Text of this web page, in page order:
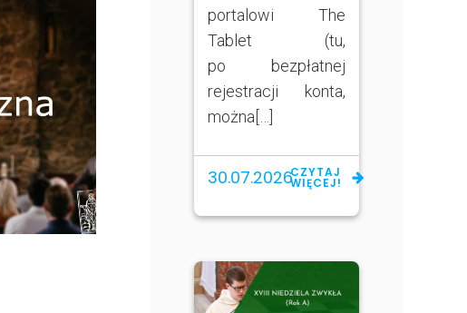
portalowi The
Tablet (tu,
po bezpłatnej
rejestracji konta,
można[…]
30.07.2026CZYTAJ
WIĘCEJ!